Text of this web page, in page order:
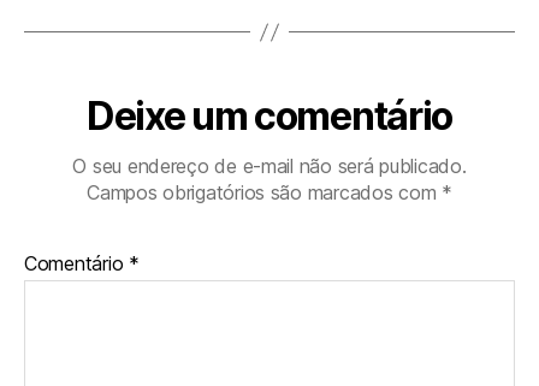
Deixe um comentário
O seu endereço de e-mail não será publicado.
Campos obrigatórios são marcados com *
Comentário *